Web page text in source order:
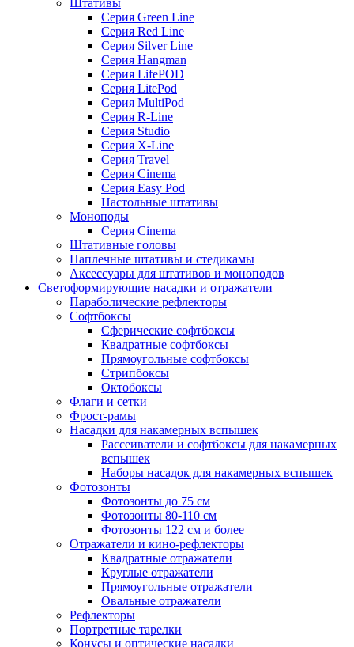
Штативы
Серия Green Line
Серия Red Line
Серия Silver Line
Серия Hangman
Серия LifePOD
Серия LitePod
Серия MultiPod
Серия R-Line
Серия Studio
Серия X-Line
Серия Travel
Серия Cinema
Серия Easy Pod
Настольные штативы
Моноподы
Серия Cinema
Штативные головы
Наплечные штативы и стедикамы
Аксессуары для штативов и моноподов
Светоформирующие насадки и отражатели
Параболические рефлекторы
Софтбоксы
Сферические софтбоксы
Квадратные софтбоксы
Прямоугольные софтбоксы
Стрипбоксы
Октобоксы
Флаги и сетки
Фрост-рамы
Насадки для накамерных вспышек
Рассеиватели и софтбоксы для накамерных
вспышек
Наборы насадок для накамерных вспышек
Фотозонты
Фотозонты до 75 см
Фотозонты 80-110 см
Фотозонты 122 см и более
Отражатели и кино-рефлекторы
Квадратные отражатели
Круглые отражатели
Прямоугольные отражатели
Овальные отражатели
Рефлекторы
Портретные тарелки
Конусы и оптические насадки